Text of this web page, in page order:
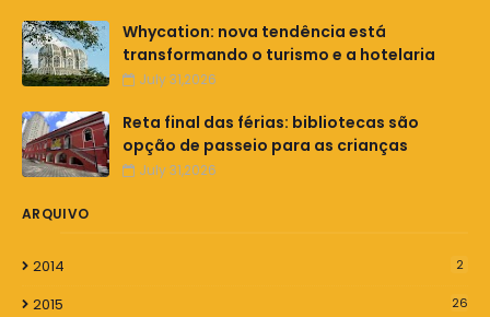
Whycation: nova tendência está
transformando o turismo e a hotelaria
July 31,2026
Reta final das férias: bibliotecas são
opção de passeio para as crianças
July 31,2026
ARQUIVO
2014 2
2015 26